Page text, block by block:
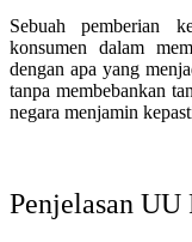
Sebuah pemberian
konsumen dalam
dengan apa yang
tanpa membebankan
negara menjamin
Penjelasan UU